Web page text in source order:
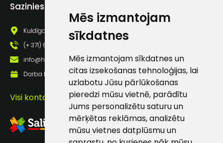
Mēs izmantojam
sīkdatnes
Mēs izmantojam sīkdatnes un
citas izsekošanas tehnoloģijas, lai
uzlabotu Jūsu pārlūkošanas
pieredzi mūsu vietnē, parādītu
Jums personalizētu saturu un
mērķētas reklāmas, analizētu
mūsu vietnes datplūsmu un
Sazinies ar mums
Kuldīgas iela 69a, Saldus, Saldus nov., LV - 3801
(+ 371) 63 881 186
info@hards.lv
Darba laiks: Darbadienās: 8:00 - 17:00
Visi kontakti